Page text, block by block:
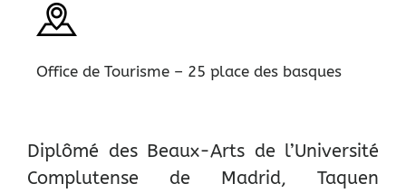
Office de Tourisme – 25 place des basques
Diplômé des Beaux-Arts de l’Université
Complutense de Madrid, Taquen